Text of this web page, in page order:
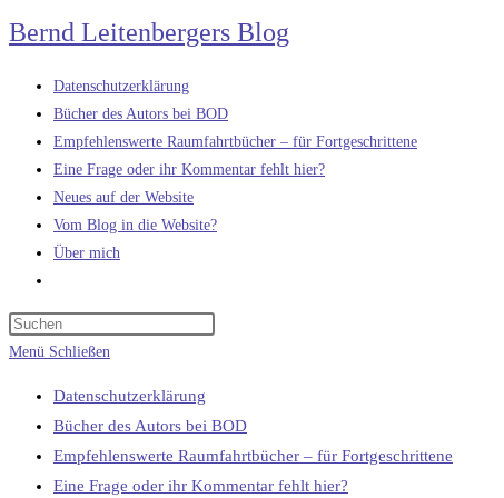
Zum
Inhalt
springen
Bernd Leitenbergers Blog
Datenschutzerklärung
Bücher des Autors bei BOD
Empfehlenswerte Raumfahrtbücher – für Fortgeschrittene
Eine Frage oder ihr Kommentar fehlt hier?
Neues auf der Website
Vom Blog in die Website?
Über mich
umschalten
Menü Schließen
Datenschutzerklärung
Bücher des Autors bei BOD
Empfehlenswerte Raumfahrtbücher – für Fortgeschrittene
Eine Frage oder ihr Kommentar fehlt hier?